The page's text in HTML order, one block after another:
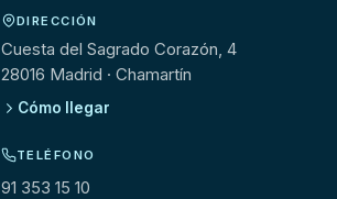
DIRECCIÓN
Cuesta del Sagrado Corazón, 4
28016 Madrid · Chamartín
Cómo llegar
TELÉFONO
91 353 15 10